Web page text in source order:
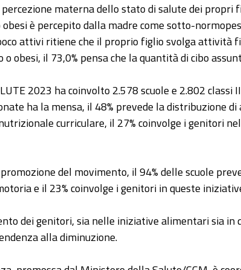
materna dello stato di salute dei propri
è percepito dalla madre come sotto-
attivi ritiene che il proprio figlio svolga attività
o obesi, il 73,0% pensa che la quantità di cibo
2023 ha coinvolto 2.578 scuole e 2.802 classi
ha la mensa, il 48% prevede la distribuzione di
curriculare, il 27% coinvolge i genitori
del movimento, il 94% delle scuole
e il 23% coinvolge i genitori in queste
dei genitori, sia nelle iniziative alimentari sia
alla diminuzione.